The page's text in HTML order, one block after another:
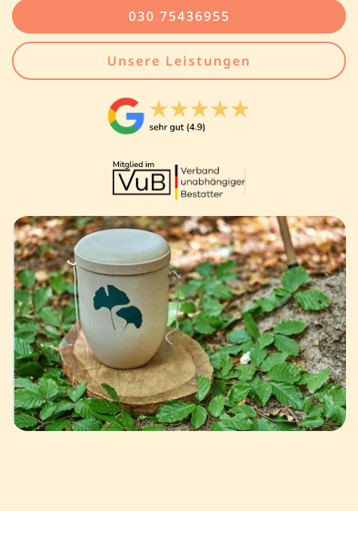
030 75436955
Unsere Leistungen